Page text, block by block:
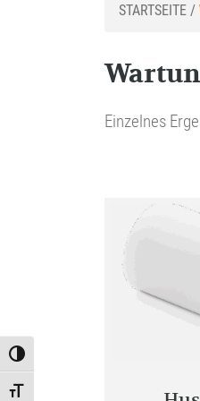
Toggle High Contrast
Toggle Font size
STARTSEITE /
Einzelnes